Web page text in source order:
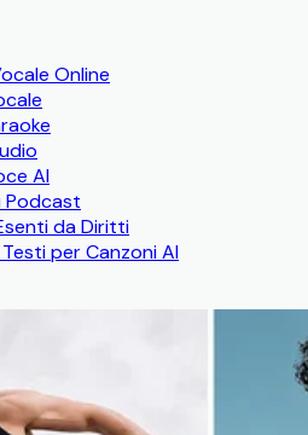
Online
AI
Podcast
da Diritti
per Canzoni AI